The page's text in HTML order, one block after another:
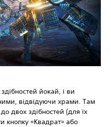
йокай, і ви
відвідуючи храми. Там
двох здібностей (для їх
кнопку «Квадрат» або